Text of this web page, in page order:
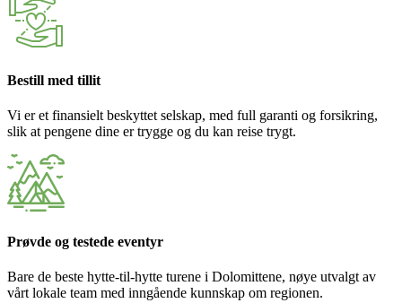
Bestill med tillit
Vi er et finansielt beskyttet selskap, med full garanti og forsikring,
slik at pengene dine er trygge og du kan reise trygt.
Prøvde og testede eventyr
Bare de beste hytte-til-hytte turene i Dolomittene, nøye utvalgt av
vårt lokale team med inngående kunnskap om regionen.